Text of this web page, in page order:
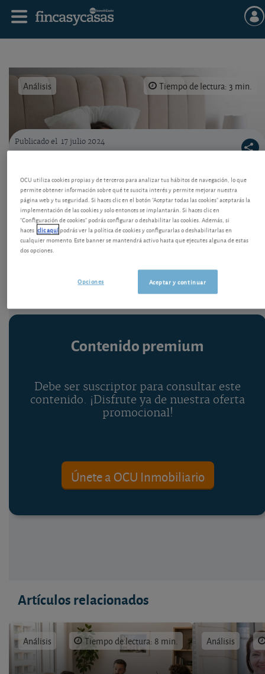
Análisis Tiempo de lectura: 3 min.
Reclamar por ruidos en vivienda.
Publicado el 17 julio 2024
Las comunidades de vecinos tienen un
procedimiento especial para pedir el cese de
actividades molestas, pero hay que seguir unos
pasos precisos. En caso de que el causante sea un
inquilino, vea a quién debe dirigirse la reclamación y
la demanda.
Contenido premium
Debe ser suscriptor para consultar este
contenido. ¡Disfrute ya de nuestra oferta
promocional!
Únete a OCU Inmobiliario
Artículos relacionados
Análisis Tiempo de lectura: 8 min. Análisis
OCU utiliza cookies propias y de terceros para analizar tus hábitos de navegación, lo que
permite obtener información sobre qué te suscita interés y permite mejorar nuestra
página web y tu seguridad. Si haces clic en el botón "Aceptar todas las cookies" aceptarás la
implementación de las cookies y solo entonces se implantarán. Si haces clic en
"Configuración de cookies" podrás configurar o deshabilitar las cookies. Además, si
haces clic aquípodrás ver la política de cookies y configurarlas o deshabilitarlas en
cualquier momento. Este banner se mantendrá activo hasta que ejecutes alguna de estas
dos opciones.
Aceptar y continuar
Opciones